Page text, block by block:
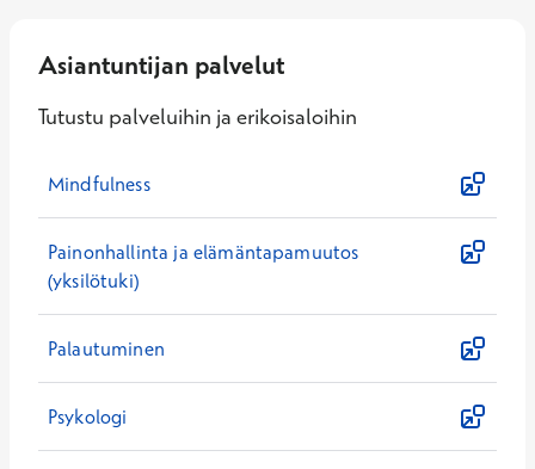
Asiantuntijan palvelut
Tutustu palveluihin ja erikoisaloihin
Mindfulness
Painonhallinta ja elämäntapamuutos
(yksilötuki)
Palautuminen
Psykologi